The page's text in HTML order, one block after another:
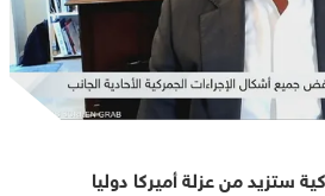
ستزيد من عزلة أميركا دوليا